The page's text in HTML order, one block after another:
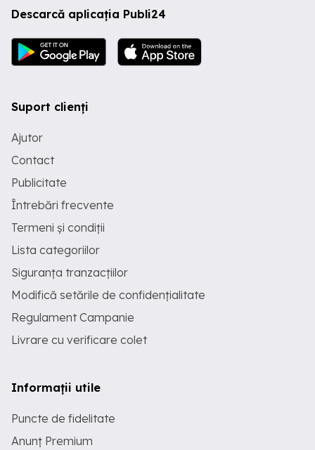
Descarcă aplicația Publi24
Suport clienți
Ajutor
Contact
Publicitate
Întrebări frecvente
Termeni și condiții
Lista categoriilor
Siguranța tranzacțiilor
Modifică setările de confidențialitate
Regulament Campanie
Livrare cu verificare colet
Informații utile
Puncte de fidelitate
Anunț Premium